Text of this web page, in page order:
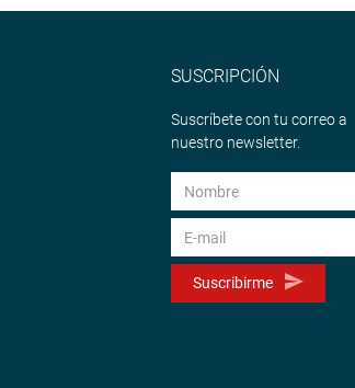
SUSCRIPCIÓN
Suscríbete con tu correo a
nuestro newsletter.
Suscribirme